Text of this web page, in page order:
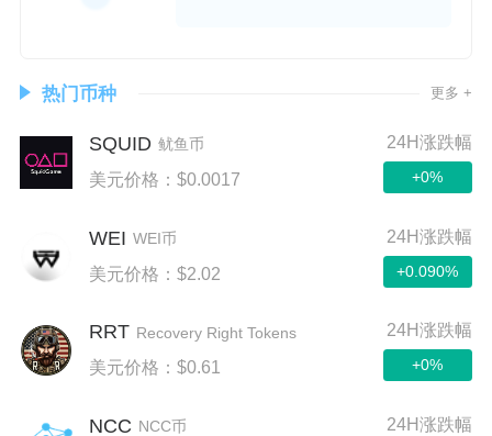
热门币种 更多 +
SQUID 鱿鱼币
美元价格：$0.0017
24H涨跌幅
+0%
WEI WEI币
美元价格：$2.02
24H涨跌幅
+0.090%
RRT Recovery Right Tokens
美元价格：$0.61
24H涨跌幅
+0%
NCC NCC币 24H涨跌幅